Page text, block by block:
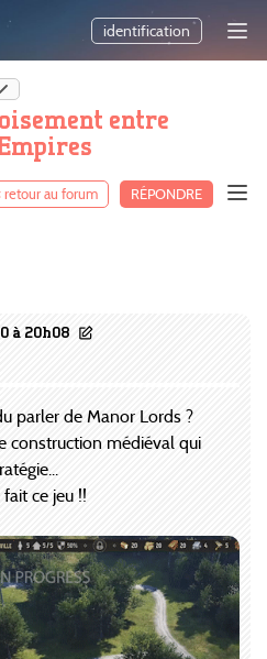
identification
entre
retour au forum RÉPONDRE
à 20h08
parler de Manor Lords ?
construction médiéval qui
ce jeu !!